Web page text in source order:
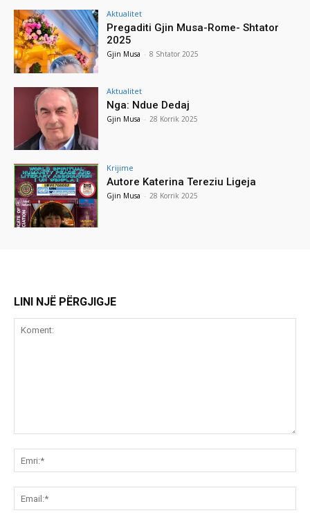
Aktualitet
Pregaditi Gjin Musa-Rome- Shtator
2025
Gjin Musa - 8 Shtator 2025
Aktualitet
Nga: Ndue Dedaj
Gjin Musa - 28 Korrik 2025
Krijime
Autore Katerina Tereziu Ligeja
Gjin Musa - 28 Korrik 2025
LINI NJË PËRGJIGJE